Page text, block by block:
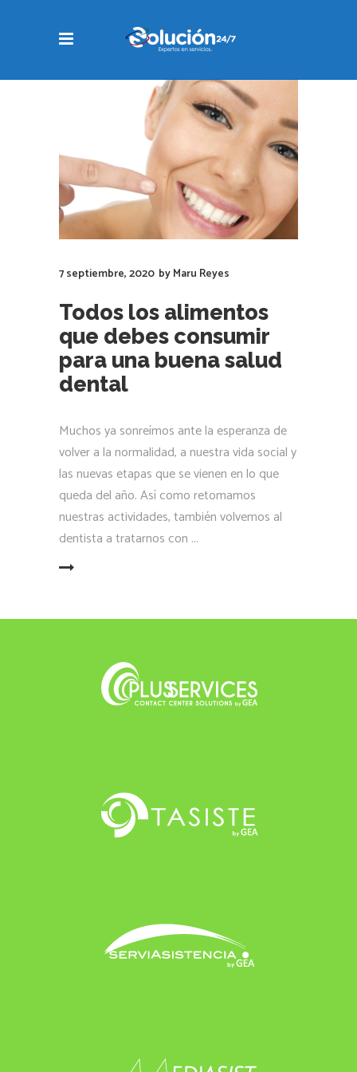
7 septiembre, 2020 byMaru Reyes
Todos los alimentos
que debes consumir
para una buena salud
dental
Muchos ya sonreímos ante la esperanza de
volver a la normalidad, a nuestra vida social y
las nuevas etapas que se vienen en lo que
queda del año. Así como retomamos
nuestras actividades, también volvemos al
dentista a tratarnos con